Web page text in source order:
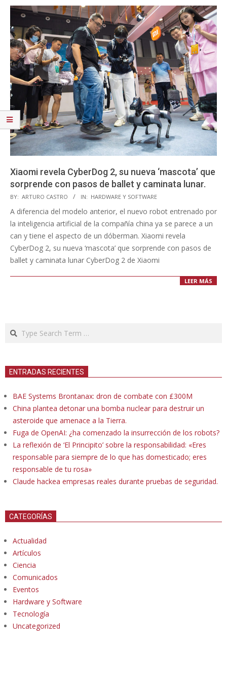
Xiaomi revela CyberDog 2, su nueva ‘mascota’ que
sorprende con pasos de ballet y caminata lunar.
2023-
08-
19
BY: ARTURO CASTRO IN: HARDWARE Y SOFTWARE
A diferencia del modelo anterior, el nuevo robot entrenado por
la inteligencia artificial de la compañía china ya se parece a un
can y tiene el aspecto de un dóberman. Xiaomi revela
CyberDog 2, su nueva ‘mascota’ que sorprende con pasos de
ballet y caminata lunar CyberDog 2 de Xiaomi
LEER MÁS
Search
ENTRADAS RECIENTES
BAE Systems Brontanax: dron de combate con £300M
China plantea detonar una bomba nuclear para destruir un
asteroide que amenace a la Tierra.
Fuga de OpenAI: ¿ha comenzado la insurrección de los robots?
La reflexión de ‘El Principito’ sobre la responsabilidad: «Eres
responsable para siempre de lo que has domesticado; eres
responsable de tu rosa»
Claude hackea empresas reales durante pruebas de seguridad.
CATEGORÍAS
Actualidad
Artículos
Ciencia
Comunicados
Eventos
Hardware y Software
Tecnología
Uncategorized